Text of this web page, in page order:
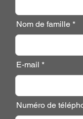
Nom de famille
E-mail
Numéro de